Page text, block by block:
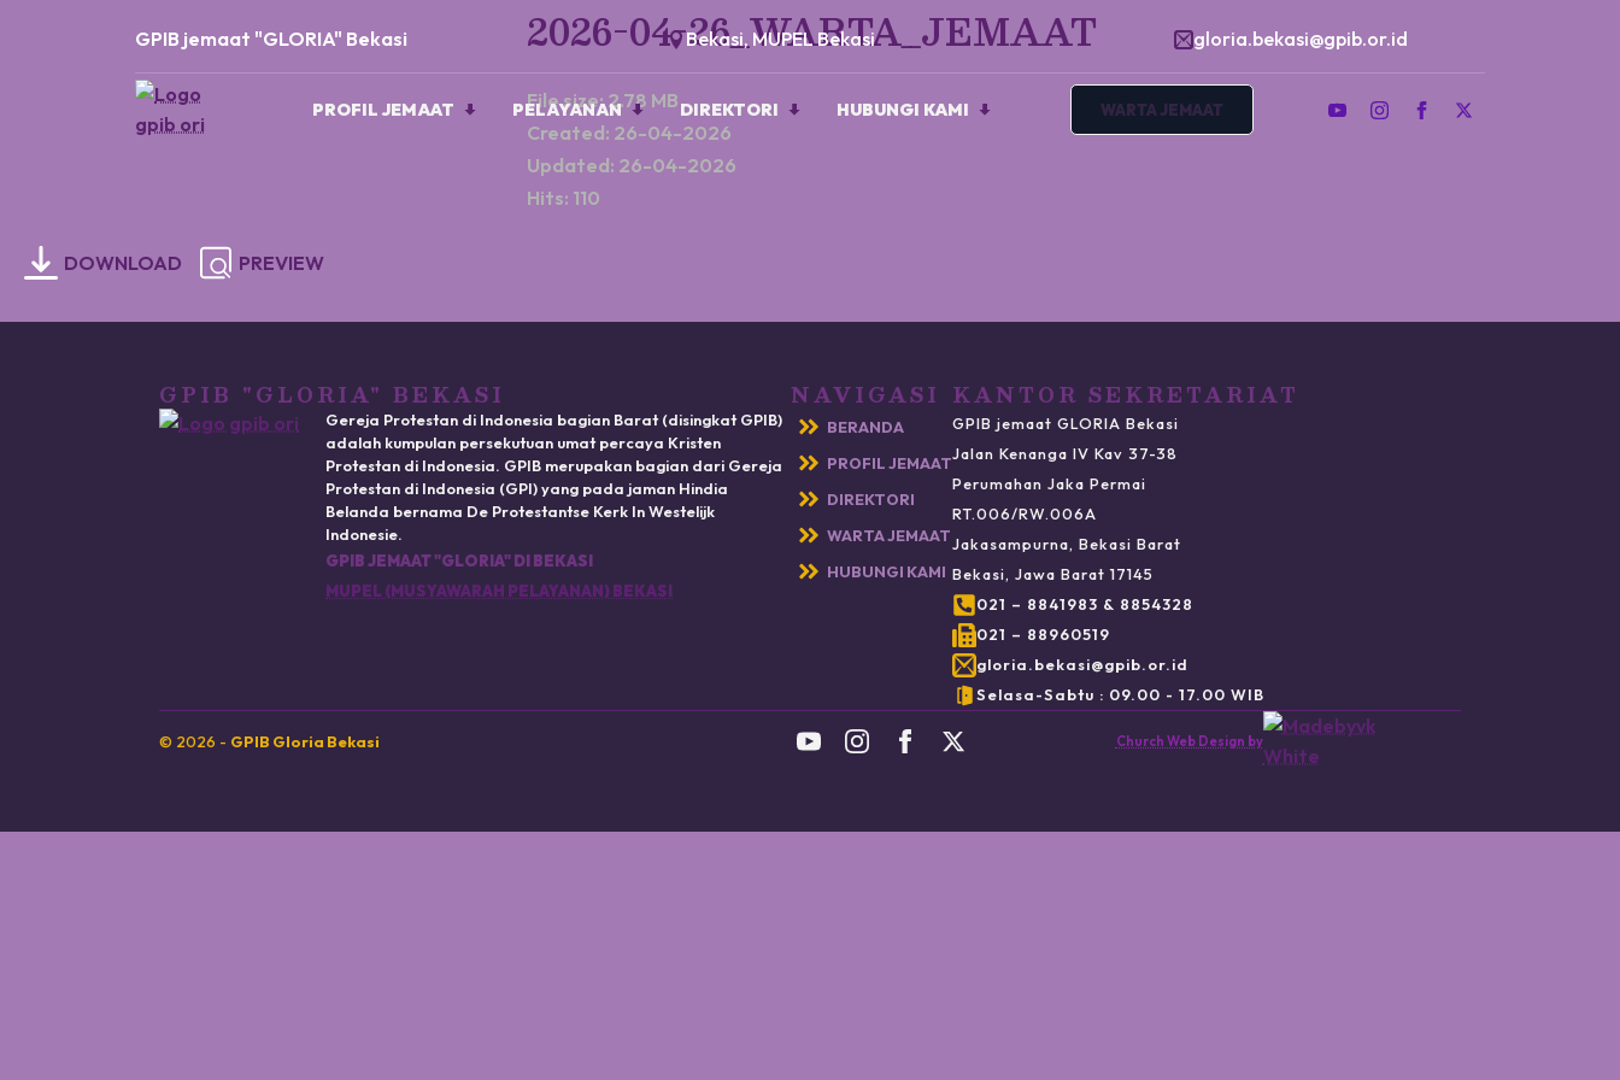
GPIB jemaat "GLORIA" Bekasi Bekasi, MUPEL Bekasi gloria.bekasi@gpib.or.id
PROFIL JEMAAT PELAYANAN DIREKTORI HUBUNGI KAMI WARTA JEMAAT
2026-04-26_WARTA_JEMAAT
File size: 2.78 MB
Created: 26-04-2026
Updated: 26-04-2026
Hits: 110
DOWNLOAD PREVIEW
GPIB "GLORIA" BEKASI
Gereja Protestan di Indonesia bagian Barat (disingkat GPIB)
adalah kumpulan persekutuan umat percaya Kristen
Protestan di Indonesia. GPIB merupakan bagian dari Gereja
Protestan di Indonesia (GPI) yang pada jaman Hindia
Belanda bernama De Protestantse Kerk In Westelijk
Indonesie.
GPIB JEMAAT "GLORIA" DI BEKASI
MUPEL (MUSYAWARAH PELAYANAN) BEKASI
NAVIGASI
BERANDA
PROFIL JEMAAT
DIREKTORI
WARTA JEMAAT
HUBUNGI KAMI
KANTOR SEKRETARIAT
GPIB jemaat GLORIA Bekasi
Jalan Kenanga IV Kav 37-38
Perumahan Jaka Permai
RT.006/RW.006A
Jakasampurna, Bekasi Barat
Bekasi, Jawa Barat 17145
021 – 8841983 & 8854328
021 – 88960519
gloria.bekasi@gpib.or.id
Selasa-Sabtu : 09.00 - 17.00 WIB
© 2026 - GPIB Gloria Bekasi Church Web Design by